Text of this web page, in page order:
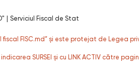
Serviciul Fiscal de Stat
fiscal FISC.md” și este protejat de Legea
SURSEI și cu LINK ACTIV către